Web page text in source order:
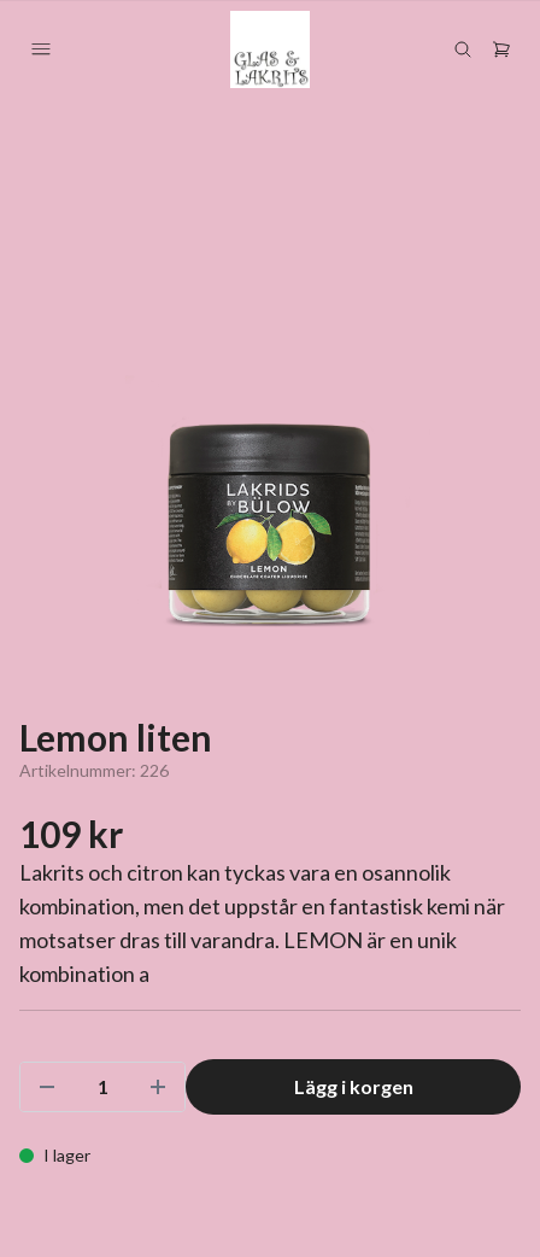
Lemon liten
Artikelnummer: 226
109 kr
Lakrits och citron kan tyckas vara en osannolik
kombination, men det uppstår en fantastisk kemi när
motsatser dras till varandra. LEMON är en unik
kombination a
Lägg i korgen
I lager